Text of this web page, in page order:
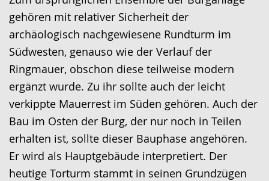
wechseln.
Deutscher
Gebärdensprache
wird
angezeigt.
gehören mit relativer Sicherheit der
archäologisch nachgewiesene Rundturm im
Südwesten, genauso wie der Verlauf der
Ringmauer, obschon diese teilweise modern
ergänzt wurde. Zu ihr sollte auch der leicht
verkippte Mauerrest im Süden gehören. Auch der
Bau im Osten der Burg, der nur noch in Teilen
erhalten ist, sollte dieser Bauphase angehören.
Er wird als Hauptgebäude interpretiert. Der
heutige Torturm stammt in seinen Grundzügen